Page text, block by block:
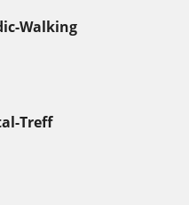
Walking
Treff